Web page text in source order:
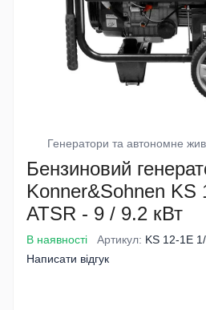
Генератори та автономне
Бензиновий
Konner&Sohnen KS
ATSR - 9 / 9.2 кВт
В наявності Артикул: KS 12-1E
Написати відгук